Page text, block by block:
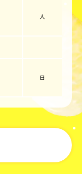
人
日